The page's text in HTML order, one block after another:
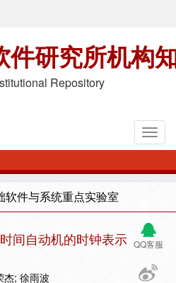
件研究所机构
Repository
软件与系统重点实验室
QQ客服
间自动机的时钟表示
杰; 徐雨波